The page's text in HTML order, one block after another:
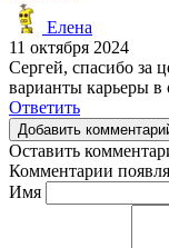
Елена
11 октября 2024
Сергей, спасибо за
варианты карьеры в
Ответить
Добавить
Оставить
Комментарии
Имя